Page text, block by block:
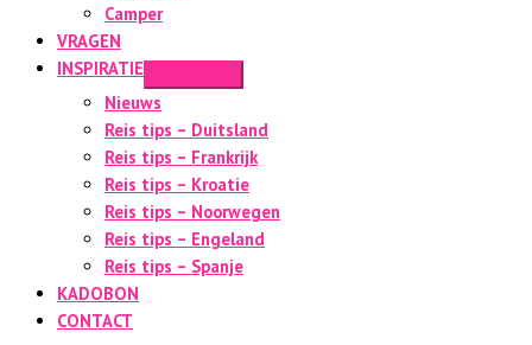
Camper
VRAGEN
INSPIRATIE
Nieuws
Reis tips – Duitsland
Reis tips – Frankrijk
Reis tips – Kroatie
Reis tips – Noorwegen
Reis tips – Engeland
Reis tips – Spanje
KADOBON
CONTACT